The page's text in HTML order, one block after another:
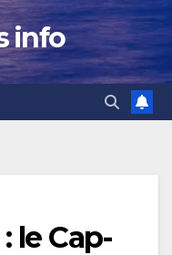
info
le Cap-